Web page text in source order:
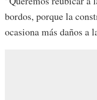
bordos, porque la
ocasiona más daños a